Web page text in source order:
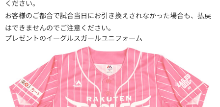
ください。
お客様のご都合で試合当日にお引き換えされなかった場合も、払戻
はできませんのでご注意ください。
プレゼントのイーグルスガールユニフォーム